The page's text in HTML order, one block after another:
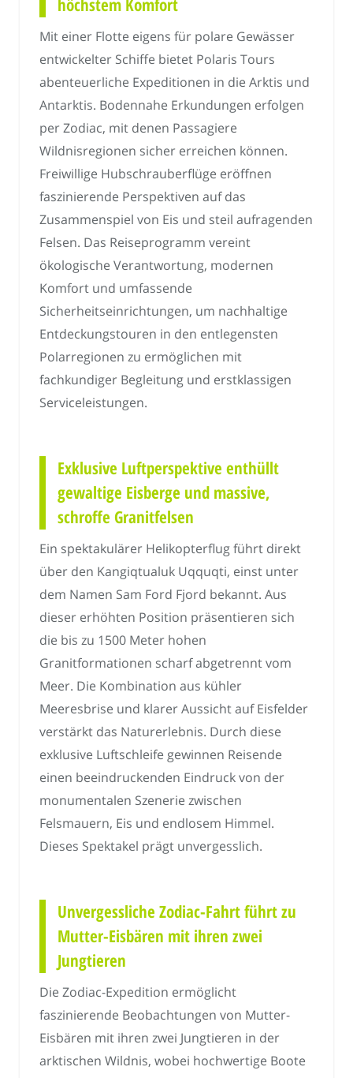
höchstem Komfort
Mit einer Flotte eigens für polare Gewässer
entwickelter Schiffe bietet Polaris Tours
abenteuerliche Expeditionen in die Arktis und
Antarktis. Bodennahe Erkundungen erfolgen
per Zodiac, mit denen Passagiere
Wildnisregionen sicher erreichen können.
Freiwillige Hubschrauberflüge eröffnen
faszinierende Perspektiven auf das
Zusammenspiel von Eis und steil aufragenden
Felsen. Das Reiseprogramm vereint
ökologische Verantwortung, modernen
Komfort und umfassende
Sicherheitseinrichtungen, um nachhaltige
Entdeckungstouren in den entlegensten
Polarregionen zu ermöglichen mit
fachkundiger Begleitung und erstklassigen
Serviceleistungen.
Exklusive Luftperspektive enthüllt
gewaltige Eisberge und massive,
schroffe Granitfelsen
Ein spektakulärer Helikopterflug führt direkt
über den Kangiqtualuk Uqquqti, einst unter
dem Namen Sam Ford Fjord bekannt. Aus
dieser erhöhten Position präsentieren sich
die bis zu 1500 Meter hohen
Granitformationen scharf abgetrennt vom
Meer. Die Kombination aus kühler
Meeresbrise und klarer Aussicht auf Eisfelder
verstärkt das Naturerlebnis. Durch diese
exklusive Luftschleife gewinnen Reisende
einen beeindruckenden Eindruck von der
monumentalen Szenerie zwischen
Felsmauern, Eis und endlosem Himmel.
Dieses Spektakel prägt unvergesslich.
Unvergessliche Zodiac-Fahrt führt zu
Mutter-Eisbären mit ihren zwei
Jungtieren
Die Zodiac-Expedition ermöglicht
faszinierende Beobachtungen von Mutter-
Eisbären mit ihren zwei Jungtieren in der
arktischen Wildnis, wobei hochwertige Boote